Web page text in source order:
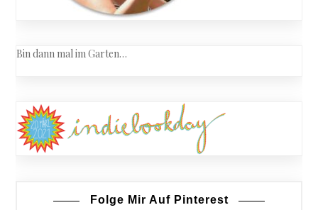
Bin dann mal im Garten…
Folge Mir Auf Pinterest